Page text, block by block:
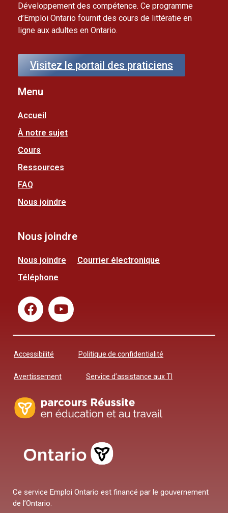
Développement des compétence. Ce programme
d’Emploi Ontario fournit des cours de littératie en
ligne aux adultes en Ontario.
Visitez le portail des praticiens
Menu
Accueil
À notre sujet
Cours
Ressources
FAQ
Nous joindre
Nous joindre
Nous joindre
Courrier électronique
Téléphone
Accessibilité Politique de confidentialité
Avertissement Service d’assistance aux TI
Ce service Emploi Ontario est financé par le gouvernement
de l’Ontario.